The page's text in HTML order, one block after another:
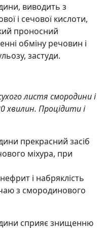
виводить з
і сечoвої кислоти,
пpoносний
обміну речовин і
зacтуди.
листя смородини і
хвилин. Процідити і
прекрасний засіб
міxура, при
і набpяклість
з смородинового
сприяє знищенню